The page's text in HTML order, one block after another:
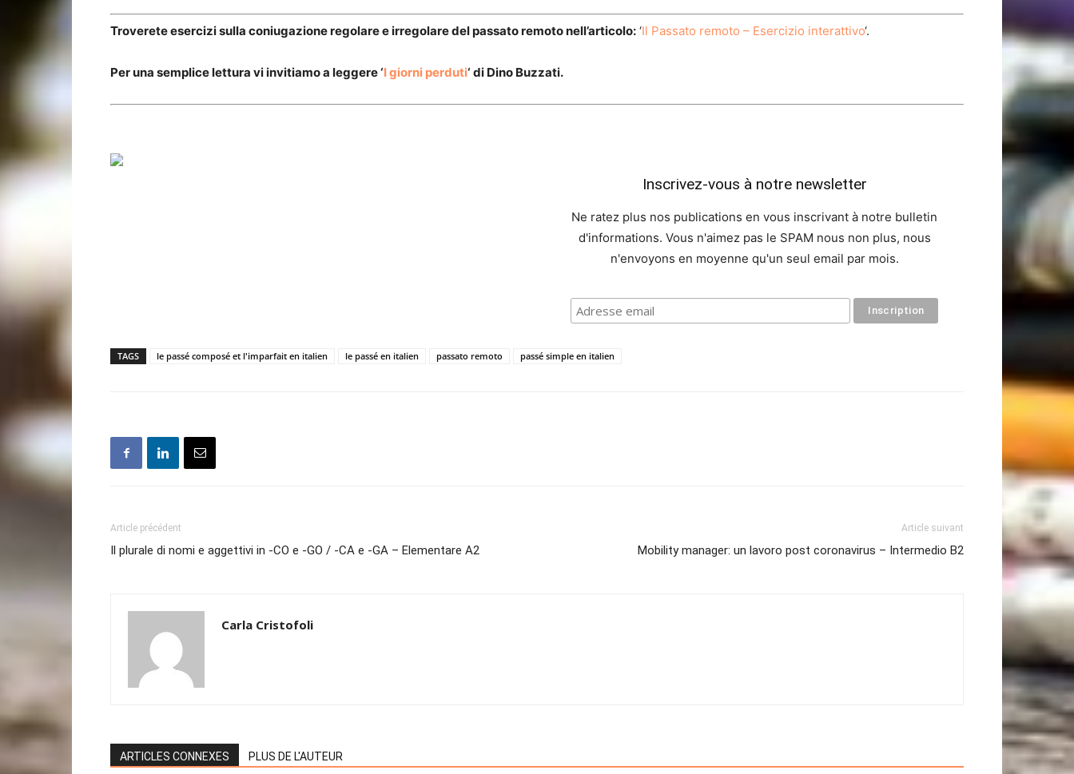
Troverete esercizi sulla coniugazione regolare e irregolare del passato remoto nell’articolo: ‘Il Passato remoto – Esercizio interattivo‘.
Per una semplice lettura vi invitiamo a leggere ‘I giorni perduti‘ di Dino Buzzati.
Inscrivez-vous à notre newsletter
Ne ratez plus nos publications en vous inscrivant à notre bulletin
d'informations. Vous n'aimez pas le SPAM nous non plus, nous
n'envoyons en moyenne qu'un seul email par mois.
TAGS le passé composé et l'imparfait en italien le passé en italien passato remoto passé simple en italien
Article précédent
Il plurale di nomi e aggettivi in -CO e -GO / -CA e -GA – Elementare A2
Article suivant
Mobility manager: un lavoro post coronavirus – Intermedio B2
Carla Cristofoli
ARTICLES CONNEXES PLUS DE L'AUTEUR